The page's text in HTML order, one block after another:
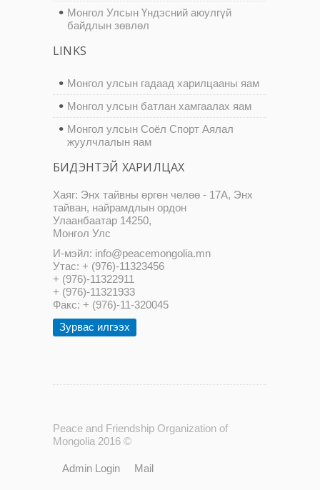
Монгол Улсын Үндэсний аюулгүй
байдлын зөвлөл
LINKS
Монгол улсын гадаад харилцааны яам
Монгол улсын батлан хамгаалах яам
Монгол улсын Соёл Спорт Аялал
жуулчлалын яам
БИДЭНТЭЙ ХАРИЛЦАХ
Хаяг: Энх тайвны өргөн чөлөө - 17А, Энх
тайван, найрамдлын ордон
Улаанбаатар 14250,
Монгол Улс
И-мэйл: info@peacemongolia.mn
Утас: + (976)-11323456
+ (976)-11322911
+ (976)-11321933
Факс: + (976)-11-320045
Зурвас илгээх
Peace and Friendship Organization of
Mongolia 2016 ©
Admin Login Mail